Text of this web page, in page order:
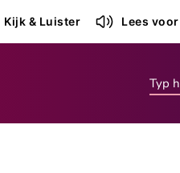
Kijk & Luister Lees voor